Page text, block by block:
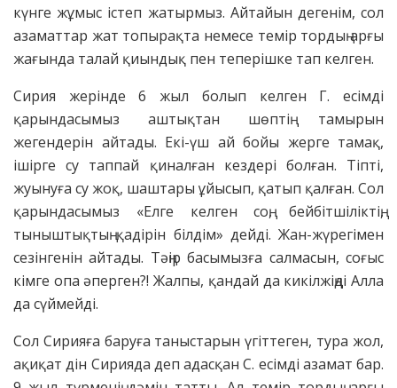
күнге жұмыс істеп жатырмыз. Айтайын дегенім, сол
азаматтар жат топырақта немесе темір тордың арғы
жағында талай қиындық пен теперішке тап келген.
Сирия жерінде 6 жыл болып келген Г. есімді
қарындасымыз аштықтан шөптің тамырын
жегендерін айтады. Екі-үш ай бойы жерге тамақ,
ішірге су таппай қиналған кездері болған. Тіпті,
жуынуға су жоқ, шаштары ұйысып, қатып қалған. Сол
қарындасымыз «Елге келген соң, бейбітшіліктің,
тыныштықтың қадірін білдім» дейді. Жан-жүрегімен
сезінгенін айтады. Тәңір басымызға салмасын, соғыс
кімге опа әперген?! Жалпы, қандай да кикілжіңді Алла
да сүймейді.
Сол Сирияға баруға таныстарын үгіттеген, тура жол,
ақиқат дін Сирияда деп адасқан С. есімді азамат бар.